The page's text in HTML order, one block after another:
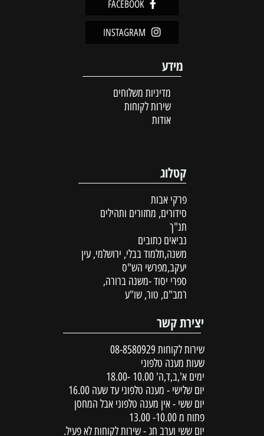
FACEBOOK
INSTAGRAM
מידע
מדיניות משלוחים
שירות לקוחות
אודות
קטלוג
פרקי אבות
סידורים, מחזורים ותהילים
תנ"ך
נביאים כתובים
משנה,תלמוד בבלי, ירושלמי, עין
יעקב,מפרשי הש"ס
ספרי יסוד -משנה ברורה,
רמב"ם, טור, שו"ע
יצירת קשר
שירות לקוחות 08-8580929
שעות מענה טלפוני
ימים א',ב,ד,ה' 10.00 -18.00
יום שלישי - מענה טלפוני עד שעה 16.00
יום ששי - אין מענה טלפוני אבל המחסן
פתוח מ 10.00- 13.00
יום ששי וערב חג - שירות לקוחות לא פעיל.